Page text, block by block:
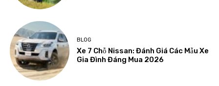
BLOG
Xe 7 Chỗ Nissan: Đánh Giá Các Mẫu Xe
Gia Đình Đáng Mua 2026